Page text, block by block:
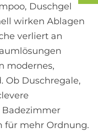
Duschgel
wirken Ablagen
verliert an
modernes,
Ob Duschregale,
Badezimmer
für mehr Ordnung.